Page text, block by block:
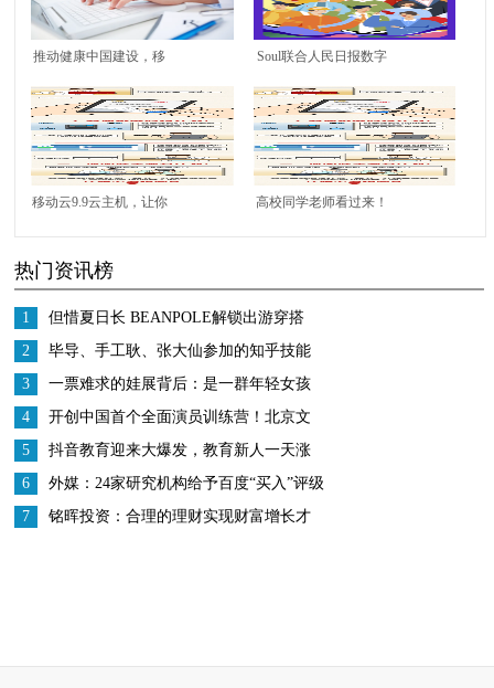
推动健康中国建设，移
动云在行动
Soul联合人民日报数字
传播发起“青年联络
官”计划 聆听行业先锋
心声 点燃筑梦激情
移动云9.9云主机，让你
姿势
高校同学老师看过来！
热门资讯榜
1
但惜夏日长 BEANPOLE解锁出游穿搭
2
毕导、手工耿、张大仙参加的知乎技能
研究所是什么？
3
一票难求的娃展背后：是一群年轻女孩
从追星到创业的蝶变
4
开创中国首个全面演员训练营！北京文
化或将再发爆款！
5
抖音教育迎来大爆发，教育新人一天涨
粉200万
6
外媒：24家研究机构给予百度“买入”评级
多家对冲基金增持股份
7
铭晖投资：合理的理财实现财富增长才